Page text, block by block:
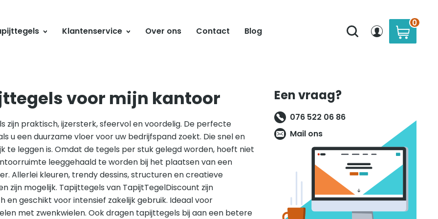
Klantenservice Over ons Contact Blog
0
voor mijn kantoor
zijn praktisch, ijzersterk, sfeervol en voordelig. De perfecte
u een duurzame vloer voor uw bedrijfspand zoekt. Die snel en
te leggen is. Omdat de tegels per stuk gelegd worden, hoeft niet
leeggehaald te worden bij het plaatsen van een
Allerlei kleuren, trendy dessins, structuren en creatieve
zijn mogelijk. Tapijttegels van TapijtTegelDiscount zijn
en geschikt voor intensief zakelijk gebruik. Ideaal voor
met zwenkwielen. Ook dragen tapijttegels bij aan een betere
Een vraag?
076 522 06 86
Mail ons